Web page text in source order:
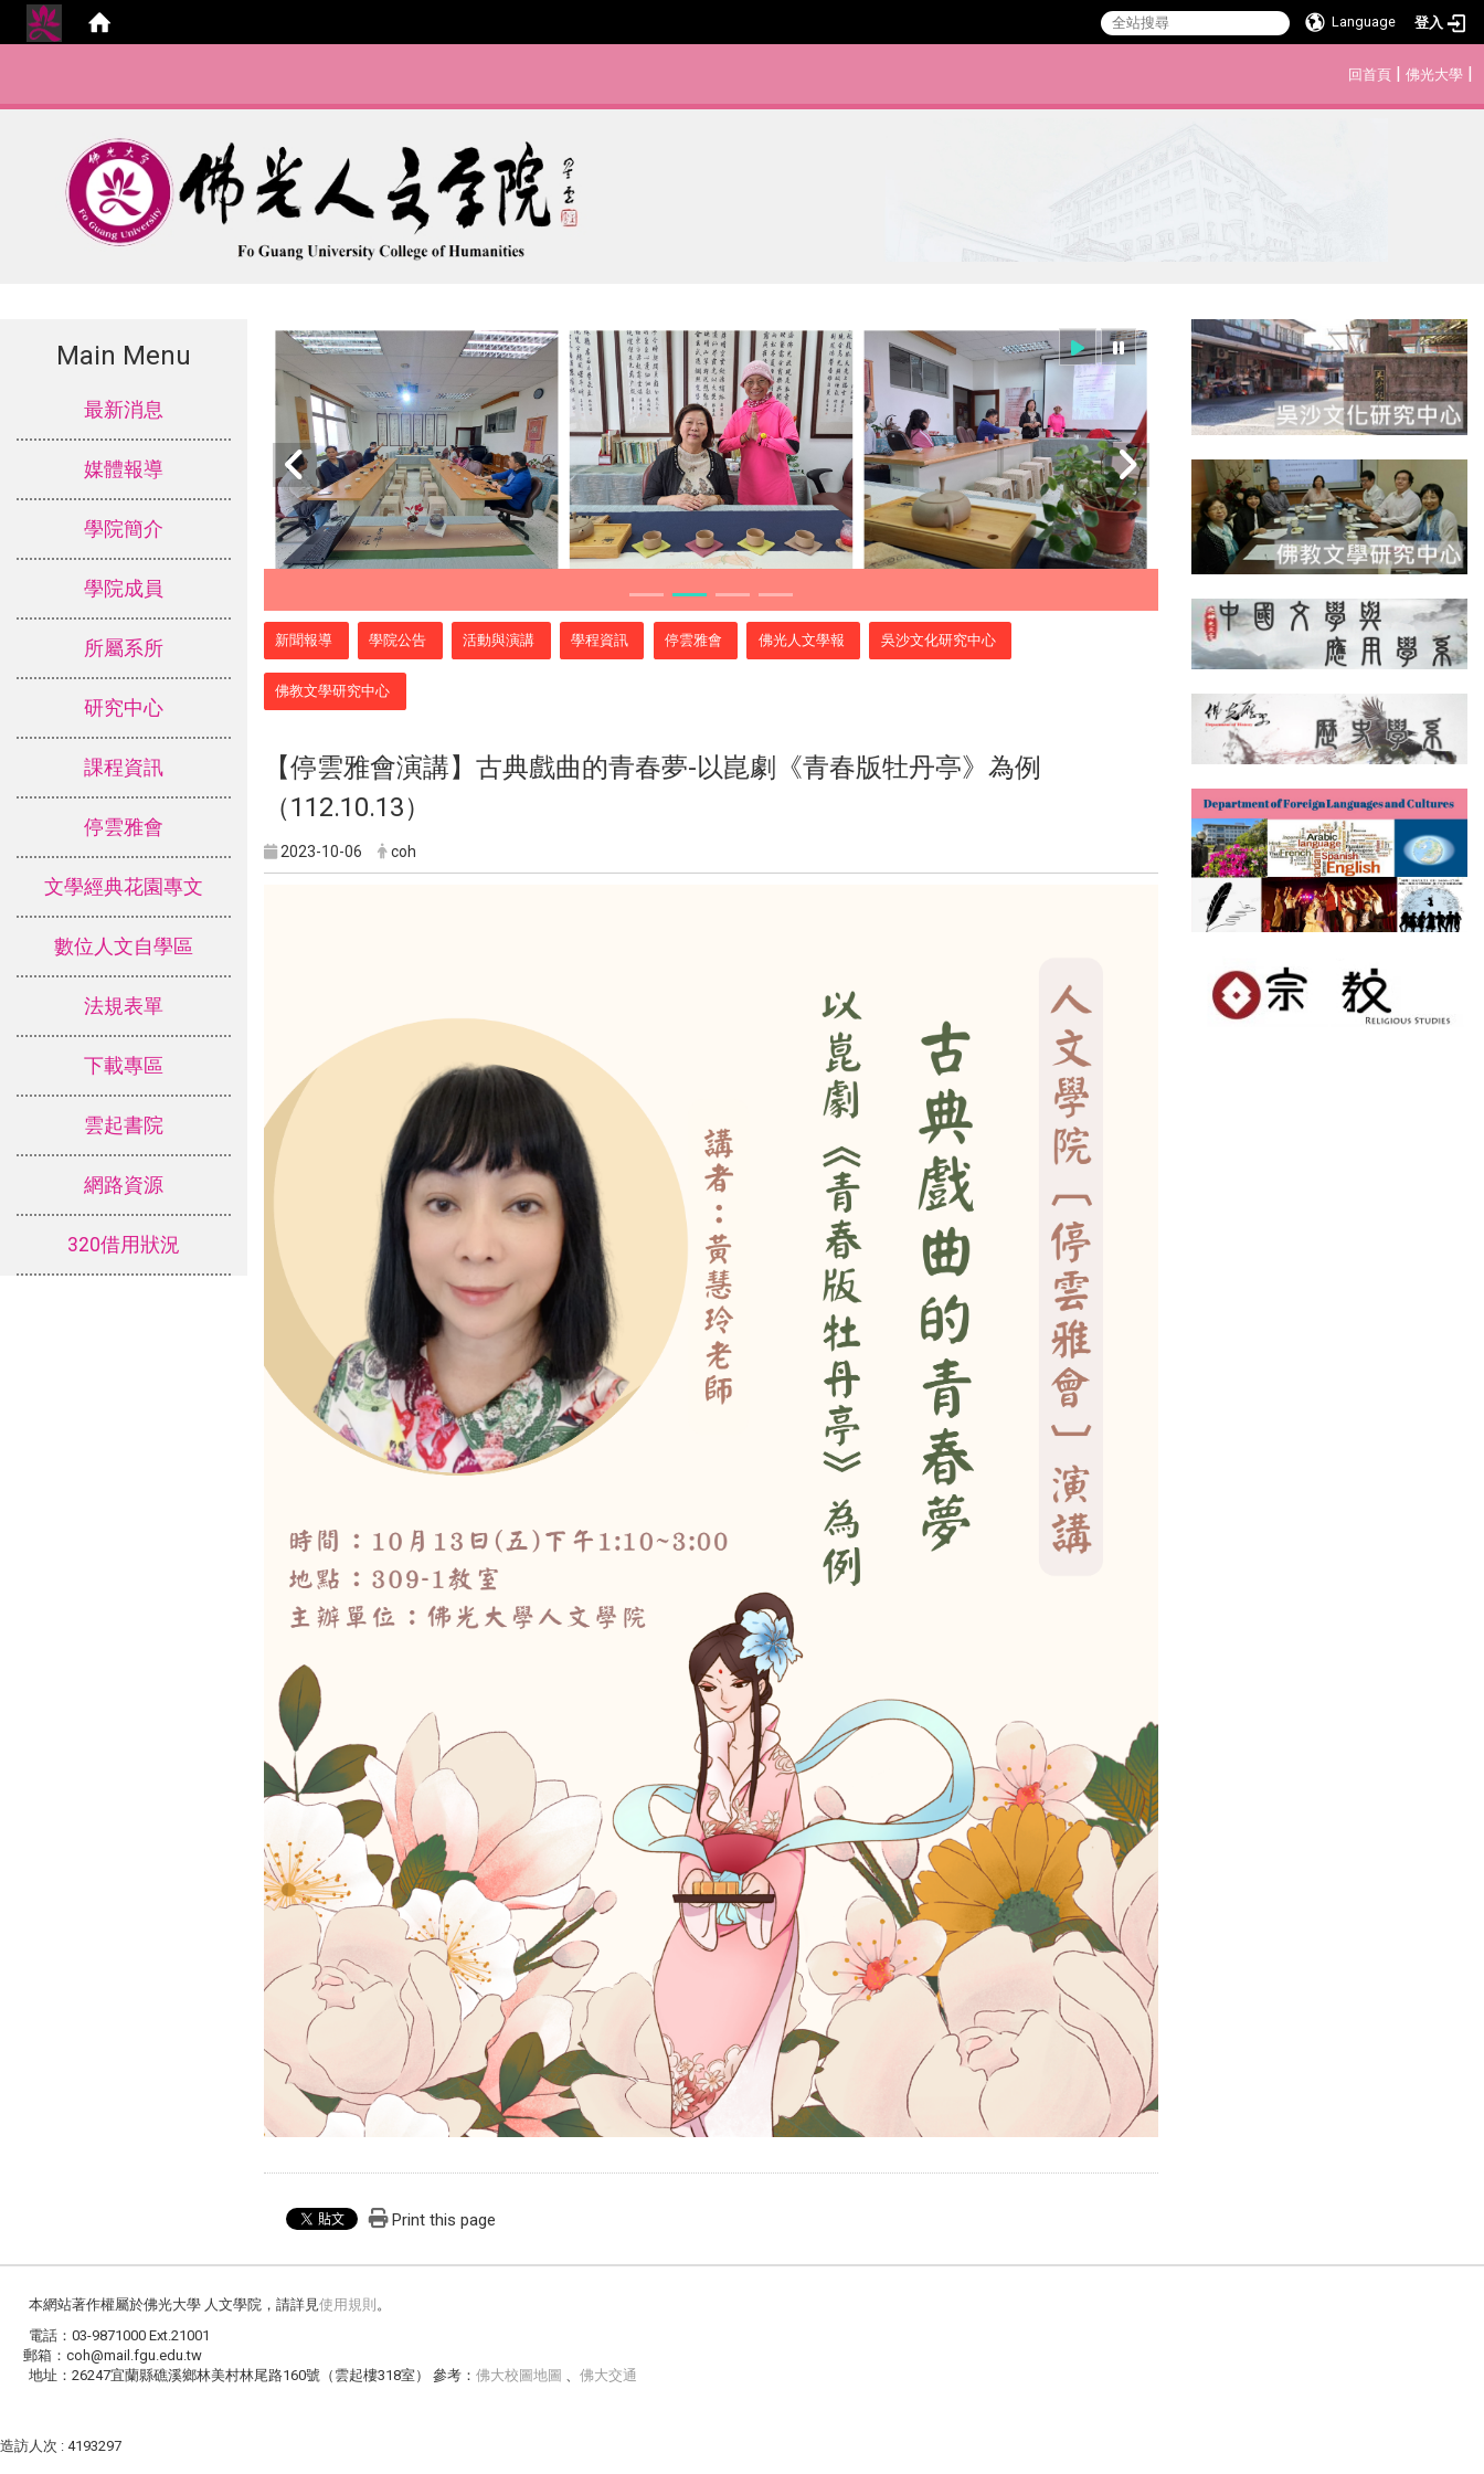
Language 登入
回首頁 | 佛光大學 |
Main Menu
最新消息
媒體報導
學院簡介
學院成員
所屬系所
研究中心
課程資訊
停雲雅會
文學經典花園專文
數位人文自學區
法規表單
下載專區
雲起書院
網路資源
320借用狀況
新聞報導 學院公告 活動與演講 學程資訊 停雲雅會 佛光人文學報 吳沙文化研究中心
佛教文學研究中心
【停雲雅會演講】古典戲曲的青春夢-以崑劇《青春版牡丹亭》為例
（112.10.13）
2023-10-06 coh
Print this page
本網站著作權屬於佛光大學 人文學院，請詳見 使用規則 。
電話：03-9871000 Ext.21001
郵箱：coh@mail.fgu.edu.tw
地址：26247宜蘭縣礁溪鄉林美村林尾路160號（雲起樓318室） 參考： 佛大校圖地圖 佛大交通
造訪人次 : 4193297